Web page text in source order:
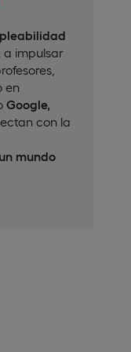
impulsar
en
Google,
con la
mundo